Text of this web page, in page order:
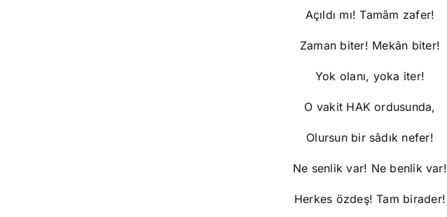
Açıldı mı! Tamâm zafer!
Zaman biter! Mekân biter!
Yok olanı, yoka iter!
O vakit HAK ordusunda,
Olursun bir sâdık nefer!
Ne senlik var! Ne benlik var!
Herkes özdeş! Tam birader!